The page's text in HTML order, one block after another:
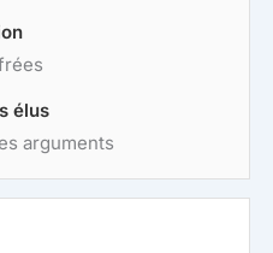
arguments